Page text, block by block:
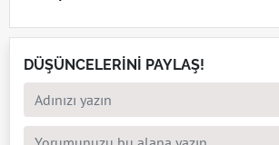
DÜŞÜNCELERİNİ PAYLAŞ!